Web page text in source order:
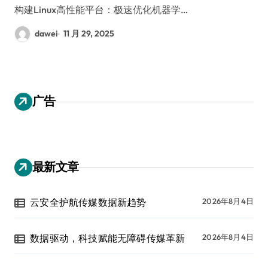
构建Linux高性能平台：极速优化机器学…
dawei 11 月 29, 2025
广告
最新文章
云安全护航传媒数据新趋势 2026年8月4日
数据驱动，科技赋能无障碍传媒革新 2026年8月4日